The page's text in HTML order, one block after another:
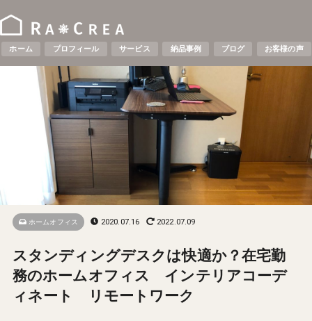
ホーム プロフィール サービス 納品事例 ブログ お客様の声
ホームオフィス 2020.07.16 2022.07.09
スタンディングデスクは快適か？在宅勤
務のホームオフィス インテリアコーデ
ィネート リモートワーク